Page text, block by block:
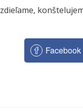
zdieľame,
Facebook